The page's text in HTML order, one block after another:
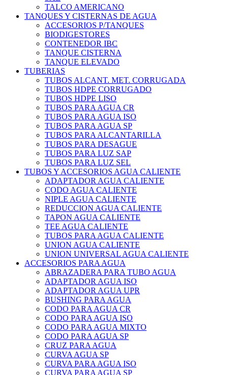
TALCO AMERICANO
TANQUES Y CISTERNAS DE AGUA
ACCESORIOS P/TANQUES
BIODIGESTORES
CONTENEDOR IBC
TANQUE CISTERNA
TANQUE ELEVADO
TUBERIAS
TUBOS ALCANT. MET. CORRUGADA
TUBOS HDPE CORRUGADO
TUBOS HDPE LISO
TUBOS PARA AGUA CR
TUBOS PARA AGUA ISO
TUBOS PARA AGUA SP
TUBOS PARA ALCANTARILLA
TUBOS PARA DESAGUE
TUBOS PARA LUZ SAP
TUBOS PARA LUZ SEL
TUBOS Y ACCESORIOS AGUA CALIENTE
ADAPTADOR AGUA CALIENTE
CODO AGUA CALIENTE
NIPLE AGUA CALIENTE
REDUCCION AGUA CALIENTE
TAPON AGUA CALIENTE
TEE AGUA CALIENTE
TUBOS PARA AGUA CALIENTE
UNION AGUA CALIENTE
UNION UNIVERSAL AGUA CALIENTE
ACCESORIOS PARA AGUA
ABRAZADERA PARA TUBO AGUA
ADAPTADOR AGUA ISO
ADAPTADOR AGUA UPR
BUSHING PARA AGUA
CODO PARA AGUA CR
CODO PARA AGUA ISO
CODO PARA AGUA MIXTO
CODO PARA AGUA SP
CRUZ PARA AGUA
CURVA AGUA SP
CURVA PARA AGUA ISO
CURVA PARA AGUA SP